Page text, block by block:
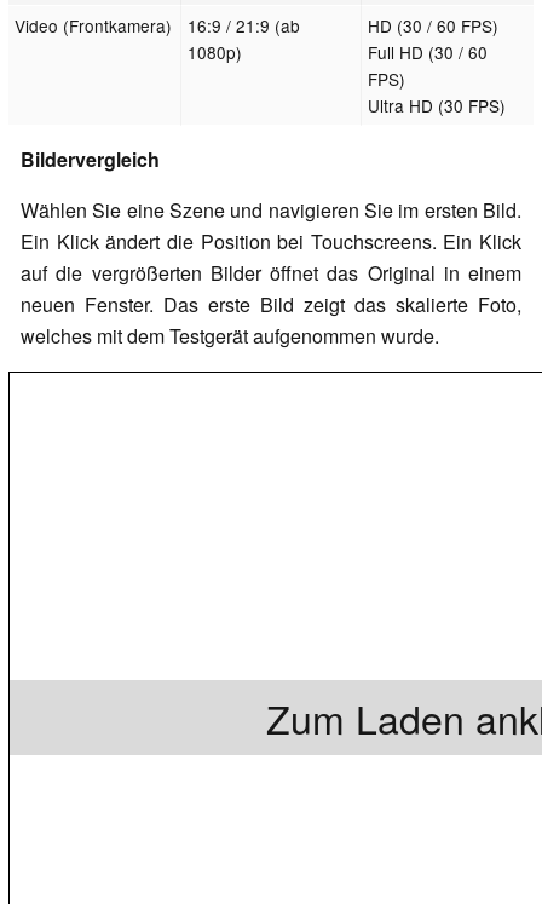
Video (Frontkamera)
16:9 / 21:9 (ab
1080p)
HD (30 / 60 FPS)
Full HD (30 / 60
FPS)
Ultra HD (30 FPS)
Bildervergleich
Wählen Sie eine Szene und navigieren Sie im ersten Bild.
Ein Klick ändert die Position bei Touchscreens. Ein Klick
auf die vergrößerten Bilder öffnet das Original in einem
neuen Fenster. Das erste Bild zeigt das skalierte Foto,
welches mit dem Testgerät aufgenommen wurde.
Zum Laden